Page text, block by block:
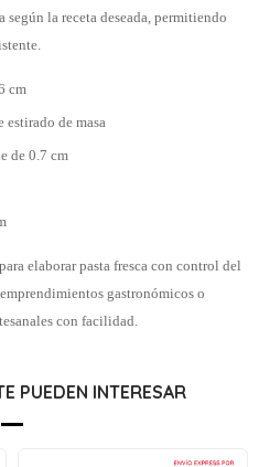
según la receta deseada, permitiendo
cm
de masa
de 0.7 cm
elaborar pasta fresca con control del
gastronómicos o
con facilidad.
PUEDEN INTERESAR